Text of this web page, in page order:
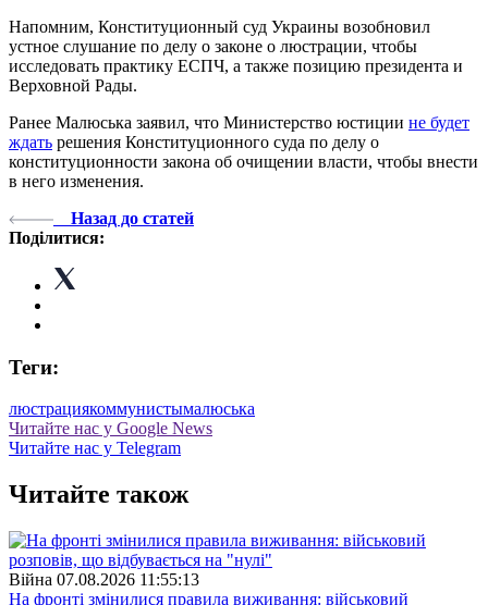
Напомним, Конституционный суд Украины возобновил
устное слушание по делу о законе о люстрации, чтобы
исследовать практику ЕСПЧ, а также позицию президента и
Верховной Рады.
Ранее Малюська заявил, что Министерство юстиции не будет
ждать решения Конституционного суда по делу о
конституционности закона об очищении власти, чтобы внести
в него изменения.
Назад до статей
Поділитися:
Теги:
люстрациякоммунистымалюська
Читайте нас у Google News
Читайте нас у Telegram
Читайте також
Війна 07.08.2026 11:55:13
На фронті змінилися правила виживання: військовий